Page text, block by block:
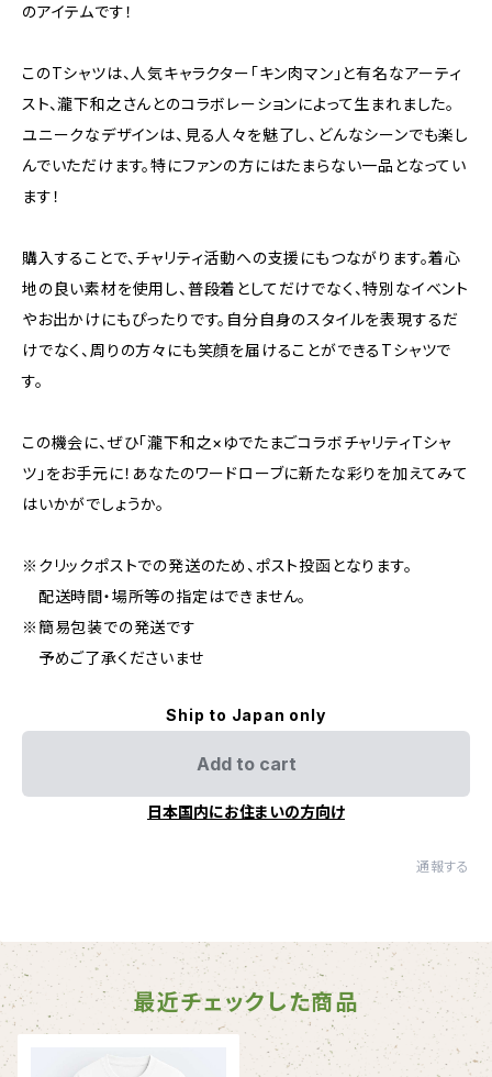
のアイテムです！
このTシャツは、人気キャラクター「キン肉マン」と有名なアーティ
スト、瀧下和之さんとのコラボレーションによって生まれました。
ユニークなデザインは、見る人々を魅了し、どんなシーンでも楽し
んでいただけます。特にファンの方にはたまらない一品となってい
ます！
購入することで、チャリティ活動への支援にもつながります。着心
地の良い素材を使用し、普段着としてだけでなく、特別なイベント
やお出かけにもぴったりです。自分自身のスタイルを表現するだ
けでなく、周りの方々にも笑顔を届けることができるTシャツで
す。
この機会に、ぜひ「瀧下和之×ゆでたまごコラボチャリティTシャ
ツ」をお手元に！あなたのワードローブに新たな彩りを加えてみて
はいかがでしょうか。
※クリックポストでの発送のため、ポスト投函となります。
配送時間・場所等の指定はできません。
※簡易包装での発送です
予めご了承くださいませ
Ship to Japan only
Add to cart
日本国内にお住まいの方向け
通報する
最近チェックした商品